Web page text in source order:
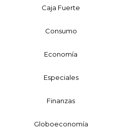
Caja Fuerte
Consumo
Economía
Especiales
Finanzas
Globoeconomía